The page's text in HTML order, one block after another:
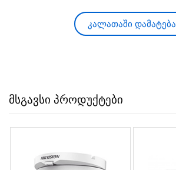
კალათაში დამატება
მსგავსი პროდუქტები